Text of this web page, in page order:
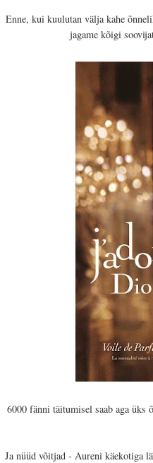
Enne, kui kuulutan välja kahe
jagame kõigi
6000 fänni täitumisel saab aga
Ja nüüd võitjad - Aureni käekotiga